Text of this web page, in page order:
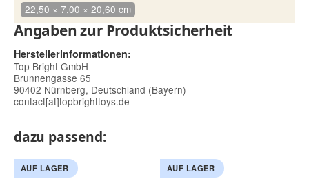
22,50 × 7,00 × 20,60 cm
Angaben zur Produktsicherheit
Herstellerinformationen:
Top Bright GmbH
Brunnengasse 65
90402 Nürnberg, Deutschland (Bayern)
contact[at]topbrighttoys.de
dazu passend:
AUF LAGER AUF LAGER